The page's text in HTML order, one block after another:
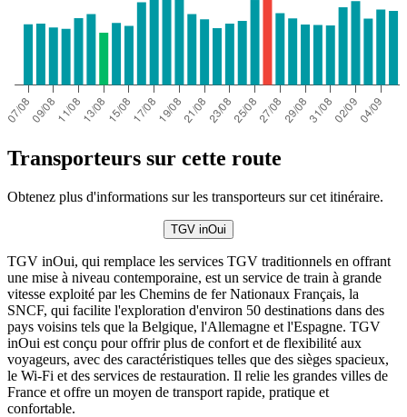
Transporteurs sur cette route
Obtenez plus d'informations sur les transporteurs sur cet itinéraire.
TGV inOui
TGV inOui, qui remplace les services TGV traditionnels en offrant
une mise à niveau contemporaine, est un service de train à grande
vitesse exploité par les Chemins de fer Nationaux Français, la
SNCF, qui facilite l'exploration d'environ 50 destinations dans des
pays voisins tels que la Belgique, l'Allemagne et l'Espagne. TGV
inOui est conçu pour offrir plus de confort et de flexibilité aux
voyageurs, avec des caractéristiques telles que des sièges spacieux,
le Wi-Fi et des services de restauration. Il relie les grandes villes de
France et offre un moyen de transport rapide, pratique et
confortable.